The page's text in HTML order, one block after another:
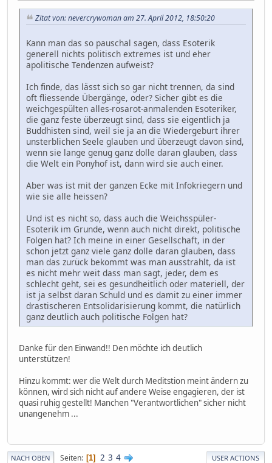
Zitat von: nevercrywoman am 27. April 2012, 18:50:20
Kann man das so pauschal sagen, dass Esoterik
generell nichts politisch extremes ist und eher
apolitische Tendenzen aufweist?
Ich finde, das lässt sich so gar nicht trennen, da sind
oft fliessende Übergänge, oder? Sicher gibt es die
weichgespülten alles-rosarot-anmalenden Esoteriker,
die ganz feste überzeugt sind, dass sie eigentlich ja
Buddhisten sind, weil sie ja an die Wiedergeburt ihrer
unsterblichen Seele glauben und überzeugt davon sind,
wenn sie lange genug ganz dolle daran glauben, dass
die Welt ein Ponyhof ist, dann wird sie auch einer.
Aber was ist mit der ganzen Ecke mit Infokriegern und
wie sie alle heissen?
Und ist es nicht so, dass auch die Weichsspüler-
Esoterik im Grunde, wenn auch nicht direkt, politische
Folgen hat? Ich meine in einer Gesellschaft, in der
schon jetzt ganz viele ganz dolle daran glauben, dass
man das zurück bekommt was man ausstrahlt, da ist
es nicht mehr weit dass man sagt, jeder, dem es
schlecht geht, sei es gesundheitlich oder materiell, der
ist ja selbst daran Schuld und es damit zu einer immer
drastischeren Entsolidarisierung kommt, die natürlich
ganz deutlich auch politische Folgen hat?
Danke für den Einwand!! Den möchte ich deutlich
unterstützen!
Hinzu kommt: wer die Welt durch Meditstion meint ändern zu
können, wird sich nicht auf andere Weise engagieren, der ist
quasi ruhig gestellt! Manchen "Verantwortlichen" sicher nicht
unangenehm ...
NACH OBEN Seiten 1 2 3 4 USER ACTIONS